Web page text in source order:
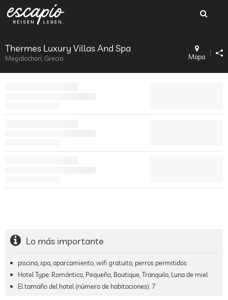
Thermes Luxury Villas And Spa
Megalochori, Grecia Mapa
Lo más importante
piscina, spa, aparcamiento, wifi gratuito, perros permitidos
Hotel Type: Romántico, Pequeño, Boutique, Tranquilo, Luna de miel
El tamaño del hotel (número de habitaciones): 7